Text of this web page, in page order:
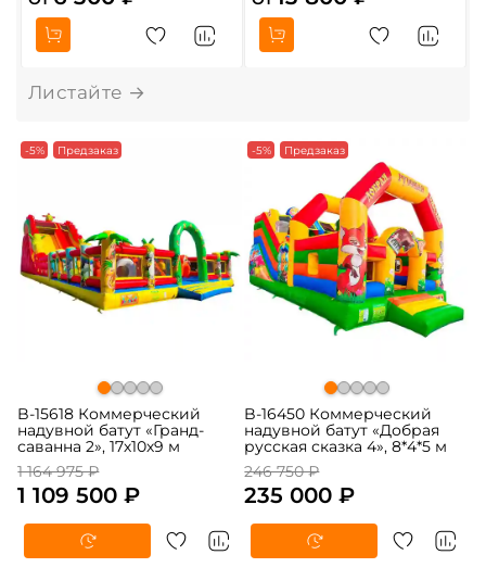
-5% Предзаказ
B-15618 Коммерческий
надувной батут «Гранд-
саванна 2», 17х10х9 м
1 164 975 ₽
1 109 500 ₽
-5% Предзаказ
B-16450 Коммерческий
надувной батут «Добрая
русская сказка 4», 8*4*5 м
246 750 ₽
235 000 ₽